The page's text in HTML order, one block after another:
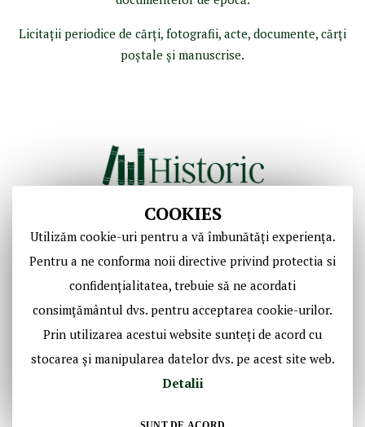
COOKIES
Utilizăm cookie-uri pentru a vă îmbunătăți experiența.
Pentru a ne conforma noii directive privind protectia si
confidențialitatea, trebuie să ne acordati
consimțământul dvs. pentru acceptarea cookie-urilor.
Prin utilizarea acestui website sunteți de acord cu
stocarea și manipularea datelor dvs. pe acest site web.
Detalii
Licitaţii periodice de cărţi, fotografii, acte, documente, cărţi
poştale şi manuscrise.
Copyright © Casa de Licitaţii Historic SRL
Social Media Historic